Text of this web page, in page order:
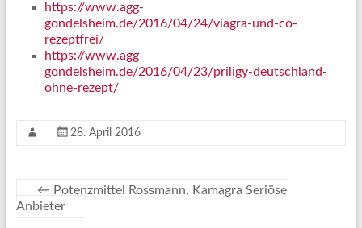
https://www.agg-
gondelsheim.de/2016/04/24/viagra-und-co-
rezeptfrei/
https://www.agg-
gondelsheim.de/2016/04/23/priligy-deutschland-
ohne-rezept/
28. April 2016
← Potenzmittel Rossmann, Kamagra Seriöse
Anbieter